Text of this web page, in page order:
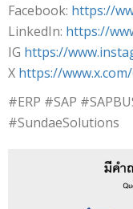
Facebook: https://
LinkedIn: https://
IG https://
X https://
#ERP #SAP
#SundaeSolutions